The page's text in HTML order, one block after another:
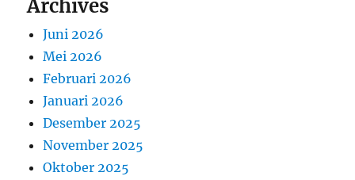
Archives
Juni 2026
Mei 2026
Februari 2026
Januari 2026
Desember 2025
November 2025
Oktober 2025